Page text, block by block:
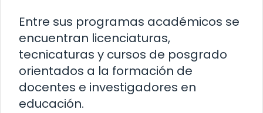
Entre sus programas académicos se
encuentran licenciaturas,
tecnicaturas y cursos de posgrado
orientados a la formación de
docentes e investigadores en
educación.